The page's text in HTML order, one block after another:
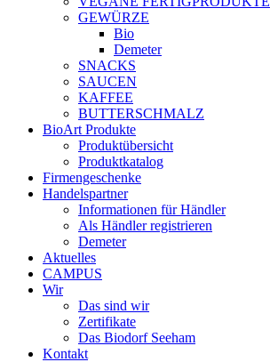
GEWÜRZE
Bio
Demeter
SNACKS
SAUCEN
KAFFEE
BUTTERSCHMALZ
BioArt Produkte
Produktübersicht
Produktkatalog
Firmengeschenke
Handelspartner
Informationen für Händler
Als Händler registrieren
Demeter
Aktuelles
CAMPUS
Wir
Das sind wir
Zertifikate
Das Biodorf Seeham
Kontakt